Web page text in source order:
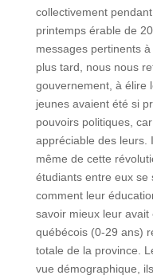
collectivement
printemps érable de
messages pertinents
plus tard, nous nous
gouvernement, à élire
jeunes avaient été si
pouvoirs politiques,
appréciable des
même de cette
étudiants entre eux se
comment leur
savoir mieux leur
québécois (0-29 ans)
totale de la province.
vue démographique,